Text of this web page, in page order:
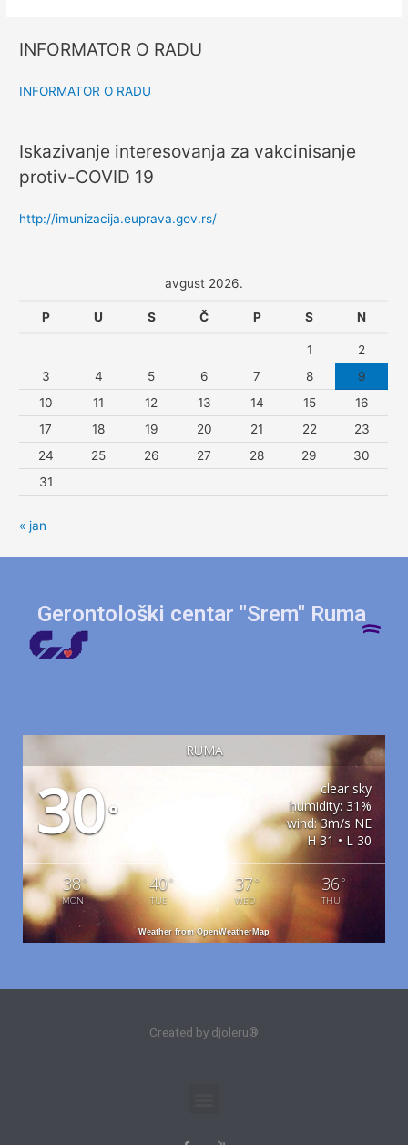
INFORMATOR O RADU
INFORMATOR O RADU
Iskazivanje interesovanja za vakcinisanje
protiv-COVID 19
http://imunizacija.euprava.gov.rs/
avgust 2026.
P U S Č P S N
1
2
3
4 5 6 7 8
9
10
11 12 13 14 15
16
17
18 19 20 21 22
23
24
25 26 27 28 29
30
31
« jan
Gerontološki centar "Srem" Ruma
RUMA
30°
clear sky
humidity: 31%
wind: 3m/s NE
H 31 • L 30
38°
MON
40°
TUE
37°
WED
36 °
THU
Weather from OpenWeatherMap
Created by djoleru®